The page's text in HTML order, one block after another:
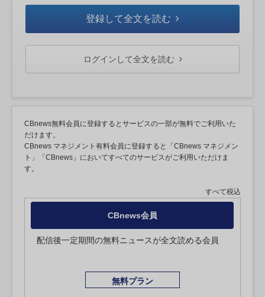
登録して全文を読む
ログインして全文を読む
CBnews無料会員に登録するとサービスの一部が無料でご利用いた
だけます。
CBnews マネジメント有料会員に登録すると「CBnews マネジメン
ト」「CBnews」においてすべてのサービスがご利用いただけま
す。
すべて税込
CBnews会員
配信後一定期間の無料ニュースが全文読める会員
無料プラン